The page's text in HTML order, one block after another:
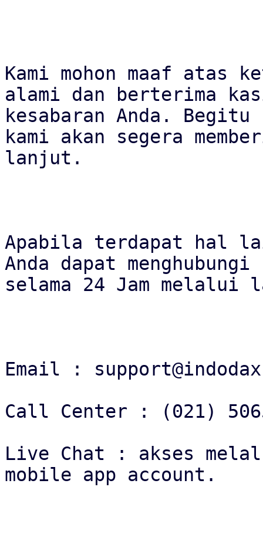
Kami mohon maaf atas
alami dan berterima
kesabaran Anda.
kami akan segera
lanjut.
Apabila terdapat hal
Anda dapat
selama 24 Jam melalui
Email :
Call Center : (021)
Live Chat : akses
mobile app account.